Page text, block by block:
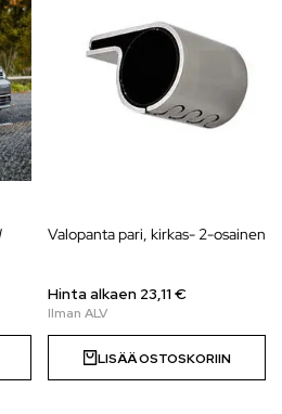
Valopanta pari, kirkas- 2-osainen
Hinta alkaen 23,11€
LISÄÄ OSTOSKORIIN